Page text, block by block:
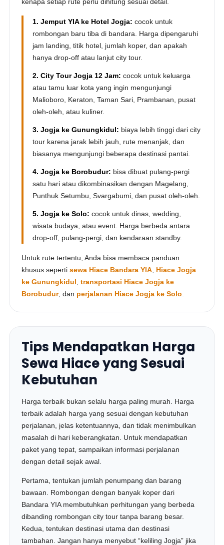
1. Jemput YIA ke Hotel Jogja: cocok untuk
rombongan baru tiba di bandara. Harga dipengaruhi
jam landing, titik hotel, jumlah koper, dan apakah
hanya drop-off atau lanjut city tour.
2. City Tour Jogja 12 Jam: cocok untuk keluarga
atau tamu luar kota yang ingin mengunjungi
Malioboro, Keraton, Taman Sari, Prambanan, pusat
oleh-oleh, atau kuliner.
3. Jogja ke Gunungkidul: biaya lebih tinggi dari city
tour karena jarak lebih jauh, rute menanjak, dan
biasanya mengunjungi beberapa destinasi pantai.
4. Jogja ke Borobudur: bisa dibuat pulang-pergi
satu hari atau dikombinasikan dengan Magelang,
Punthuk Setumbu, Svargabumi, dan pusat oleh-oleh.
5. Jogja ke Solo: cocok untuk dinas, wedding,
wisata budaya, atau event. Harga berbeda antara
drop-off, pulang-pergi, dan kendaraan standby.
Untuk rute tertentu, Anda bisa membaca panduan
khusus sepertisewa Hiace Bandara YIA Hiace Jogja
ke Gunungkidul ,transportasi Hiace Jogja ke
Borobudur, dan perjalanan Hiace Jogja ke Solo
Tips Mendapatkan Harga
Sewa Hiace yang Sesuai
Kebutuhan
Harga terbaik bukan selalu harga paling murah. Harga
terbaik adalah harga yang sesuai dengan kebutuhan
perjalanan, jelas ketentuannya, dan tidak menimbulkan
masalah di hari keberangkatan. Untuk mendapatkan
paket yang tepat, sampaikan informasi perjalanan
dengan detail sejak awal.
Pertama, tentukan jumlah penumpang dan barang
bawaan. Rombongan dengan banyak koper dari
Bandara YIA membutuhkan perhitungan yang berbeda
dibanding rombongan city tour tanpa barang besar.
Kedua, tentukan destinasi utama dan destinasi
tambahan. Jangan hanya menyebut “keliling Jogja” jika